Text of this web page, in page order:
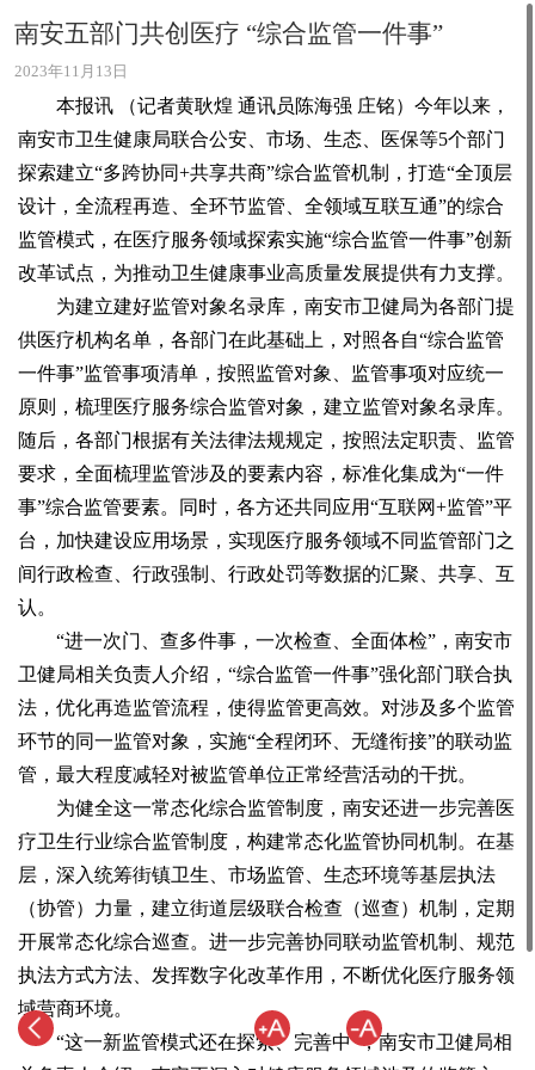
南安五部门共创医疗 “综合监管一件事”
2023年11月13日
本报讯 （记者黄耿煌 通讯员陈海强 庄铭）今年以来，
南安市卫生健康局联合公安、市场、生态、医保等5个部门
探索建立“多跨协同+共享共商”综合监管机制，打造“全顶层
设计，全流程再造、全环节监管、全领域互联互通”的综合
监管模式，在医疗服务领域探索实施“综合监管一件事”创新
改革试点，为推动卫生健康事业高质量发展提供有力支撑。
为建立建好监管对象名录库，南安市卫健局为各部门提
供医疗机构名单，各部门在此基础上，对照各自“综合监管
一件事”监管事项清单，按照监管对象、监管事项对应统一
原则，梳理医疗服务综合监管对象，建立监管对象名录库。
随后，各部门根据有关法律法规规定，按照法定职责、监管
要求，全面梳理监管涉及的要素内容，标准化集成为“一件
事”综合监管要素。同时，各方还共同应用“互联网+监管”平
台，加快建设应用场景，实现医疗服务领域不同监管部门之
间行政检查、行政强制、行政处罚等数据的汇聚、共享、互
认。
“进一次门、查多件事，一次检查、全面体检”，南安市
卫健局相关负责人介绍，“综合监管一件事”强化部门联合执
法，优化再造监管流程，使得监管更高效。对涉及多个监管
环节的同一监管对象，实施“全程闭环、无缝衔接”的联动监
管，最大程度减轻对被监管单位正常经营活动的干扰。
为健全这一常态化综合监管制度，南安还进一步完善医
疗卫生行业综合监管制度，构建常态化监管协同机制。在基
层，深入统筹街镇卫生、市场监管、生态环境等基层执法
（协管）力量，建立街道层级联合检查（巡查）机制，定期
开展常态化综合巡查。进一步完善协同联动监管机制、规范
执法方式方法、发挥数字化改革作用，不断优化医疗服务领
域营商环境。
“这一新监管模式还在探索、完善中”，南安市卫健局相